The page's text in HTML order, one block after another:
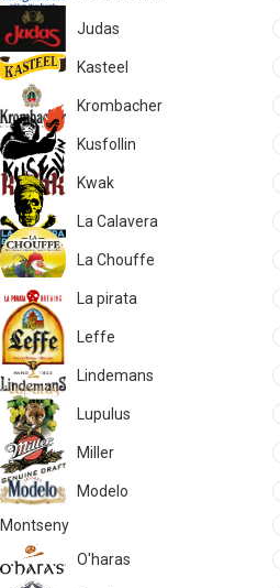
Judas
Kasteel
Krombacher
Kusfollin
Kwak
La Calavera
La Chouffe
La pirata
Leffe
Lindemans
Lupulus
Miller
Modelo
Montseny
O'haras